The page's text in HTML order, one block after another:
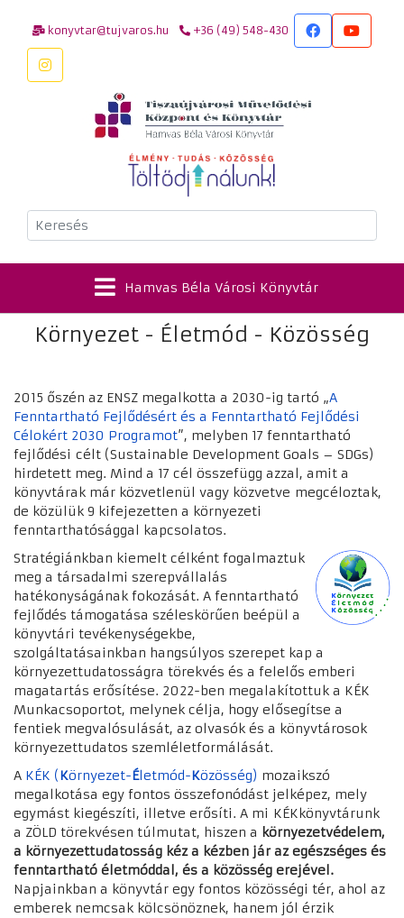
konyvtar@tujvaros.hu +36 (49) 548-430
Keresés
Hamvas Béla Városi Könyvtár
Környezet - Életmód - Közösség
2015 őszén az ENSZ megalkotta a 2030-ig tartó „A
Fenntartható Fejlődésért és a Fenntartható Fejlődési
Célokért 2030 Programot”, melyben 17 fenntartható
fejlődési célt (Sustainable Development Goals – SDGs)
hirdetett meg. Mind a 17 cél összefügg azzal, amit a
könyvtárak már közvetlenül vagy közvetve megcéloztak,
de közülük 9 kifejezetten a környezeti
fenntarthatósággal kapcsolatos.
Stratégiánkban kiemelt célként fogalmaztuk
meg a társadalmi szerepvállalás
hatékonyságának fokozását. A fenntartható
fejlődés támogatása széleskörűen beépül a
könyvtári tevékenységekbe,
szolgáltatásainkban hangsúlyos szerepet kap a
környezettudatosságra törekvés és a felelős emberi
magatartás erősítése. 2022-ben megalakítottuk a KÉK
Munkacsoportot, melynek célja, hogy elősegítse a
fentiek megvalósulását, az olvasók és a könyvtárosok
környezettudatos szemléletformálását.
A KÉK ( Környezet-Életmód-Közösség) mozaikszó
megalkotása egy fontos összefonódást jelképez, mely
egymást kiegészíti, illetve erősíti. A mi KÉKkönyvtárunk
a ZÖLD törekvésen túlmutat, hiszen a környezetvédelem,
a környezettudatosság kéz a kézben jár az egészséges és
fenntartható életmóddal, és a közösség erejével.
Napjainkban a könyvtár egy fontos közösségi tér, ahol az
emberek nemcsak kölcsönöznek, hanem jól érzik